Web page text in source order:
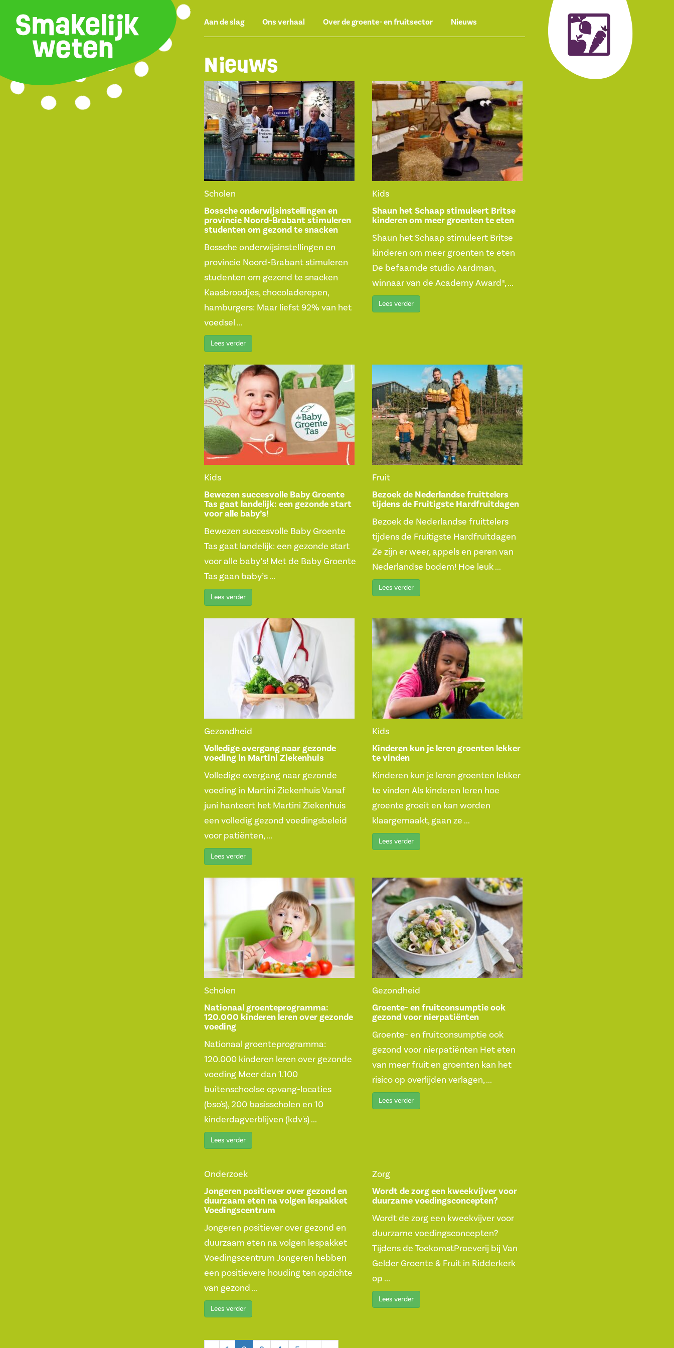
Aan de slag Ons verhaal Over de groente- en fruitsector Nieuws
Nieuws
Scholen
Bossche onderwijsinstellingen en
provincie Noord-Brabant stimuleren
studenten om gezond te snacken
Bossche onderwijsinstellingen en
provincie Noord-Brabant stimuleren
studenten om gezond te snacken
Kaasbroodjes, chocoladerepen,
hamburgers: Maar liefst 92% van het
voedsel ...
Lees verder
Kids
Shaun het Schaap stimuleert Britse
kinderen om meer groenten te eten
Shaun het Schaap stimuleert Britse
kinderen om meer groenten te eten
De befaamde studio Aardman,
winnaar van de Academy Award®, ...
Lees verder
Kids
Bewezen succesvolle Baby Groente
Tas gaat landelijk: een gezonde start
voor alle baby’s!
Bewezen succesvolle Baby Groente
Tas gaat landelijk: een gezonde start
voor alle baby’s! Met de Baby Groente
Tas gaan baby’s ...
Lees verder
Fruit
Bezoek de Nederlandse fruittelers
tijdens de Fruitigste Hardfruitdagen
Bezoek de Nederlandse fruittelers
tijdens de Fruitigste Hardfruitdagen
Ze zijn er weer, appels en peren van
Nederlandse bodem! Hoe leuk ...
Lees verder
Gezondheid
Volledige overgang naar gezonde
voeding in Martini Ziekenhuis
Volledige overgang naar gezonde
voeding in Martini Ziekenhuis Vanaf
juni hanteert het Martini Ziekenhuis
een volledig gezond voedingsbeleid
voor patiënten, ...
Lees verder
Kids
Kinderen kun je leren groenten lekker
te vinden
Kinderen kun je leren groenten lekker
te vinden Als kinderen leren hoe
groente groeit en kan worden
klaargemaakt, gaan ze ...
Lees verder
Scholen
Nationaal groenteprogramma:
120.000 kinderen leren over gezonde
voeding
Nationaal groenteprogramma:
120.000 kinderen leren over gezonde
voeding Meer dan 1.100
buitenschoolse opvang-locaties
(bso's), 200 basisscholen en 10
kinderdagverblijven (kdv's) ...
Lees verder
Gezondheid
Groente- en fruitconsumptie ook
gezond voor nierpatiënten
Groente- en fruitconsumptie ook
gezond voor nierpatiënten Het eten
van meer fruit en groenten kan het
risico op overlijden verlagen, ...
Lees verder
Onderzoek
Jongeren positiever over gezond en
duurzaam eten na volgen lespakket
Voedingscentrum
Jongeren positiever over gezond en
duurzaam eten na volgen lespakket
Voedingscentrum Jongeren hebben
een positievere houding ten opzichte
van gezond ...
Lees verder
Zorg
Wordt de zorg een kweekvijver voor
duurzame voedingsconcepten?
Wordt de zorg een kweekvijver voor
duurzame voedingsconcepten?
Tijdens de ToekomstProeverij bij Van
Gelder Groente & Fruit in Ridderkerk
op ...
Lees verder